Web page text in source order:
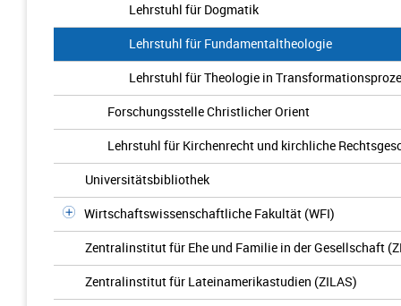
Lehrstuhl für Dogmatik
Lehrstuhl für Fundamentaltheologie
Lehrstuhl für Theologie in
Forschungsstelle Christlicher Orient
Lehrstuhl für Kirchenrecht und kirchliche
Universitätsbibliothek
Wirtschaftswissenschaftliche Fakultät (WFI)
Zentralinstitut für Ehe und Familie in der Gesellschaft
Zentralinstitut für Lateinamerikastudien (ZILAS)